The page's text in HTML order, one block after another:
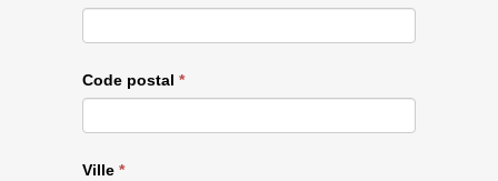
Code postal *
Ville *